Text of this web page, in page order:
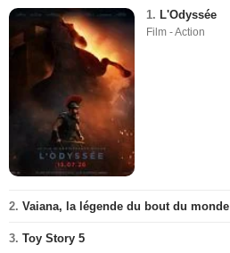
1. L'Odyssée
Film - Action
2. Vaiana, la légende du bout du monde
3. Toy Story 5